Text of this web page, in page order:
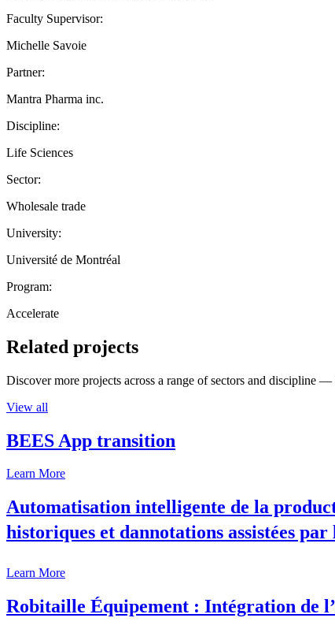
Faculty Supervisor:
Michelle Savoie
Partner:
Mantra Pharma inc.
Discipline:
Life Sciences
Sector:
Wholesale trade
University:
Université de Montréal
Program:
Accelerate
Related projects
Discover more projects across a range of sectors and discipline
View all
BEES App transition
Learn More
Automatisation intelligente de la
historiques et dannotations assistées par
Learn More
Robitaille Équipement : Intégration de